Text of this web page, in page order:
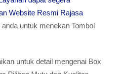
Website Resmi Rajasa
untuk menekan Tombol
untuk detail mengenai Box